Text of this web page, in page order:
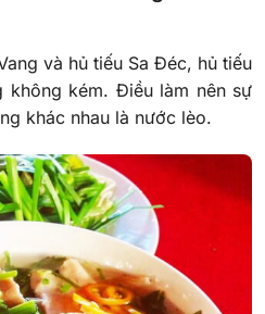
và hủ tiếu Sa Đéc, hủ tiếu
không kém. Điều làm nên sự
khác nhau là nước lèo.